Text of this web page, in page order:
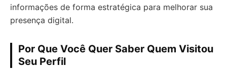
informações de forma estratégica para melhorar sua
presença digital.
Por Que Você Quer Saber Quem Visitou
Seu Perfil